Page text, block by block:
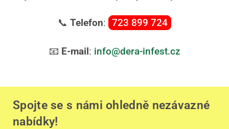
📞 Telefon: 723 899 724
📧 E-mail: info@dera-infest.cz
Spojte se s námi ohledně nezávazné
nabídky!